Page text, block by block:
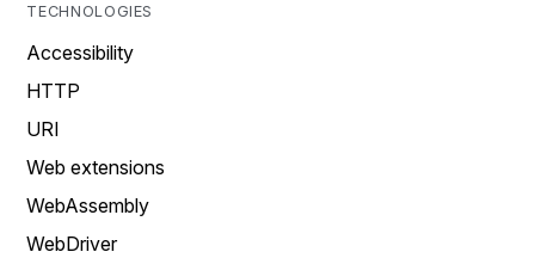
TECHNOLOGIES
Accessibility
HTTP
URI
Web extensions
WebAssembly
WebDriver